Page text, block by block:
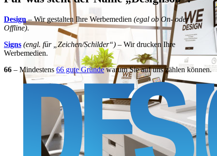
Design– Wir gestalten Ihre Werbemedien (egal ob On- oder
Offline).
Signs (engl. für „Zeichen/Schilder“) – Wir drucken Ihre
Werbemedien.
66 – Mindestens 66 gute Gründewarum Sie auf uns zählen können.